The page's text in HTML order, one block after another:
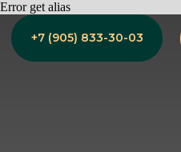
Error get alias